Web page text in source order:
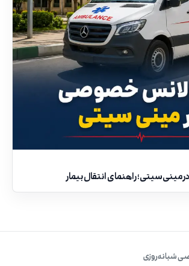
راهنمای انتقال بیمار
شبانه‌روزی